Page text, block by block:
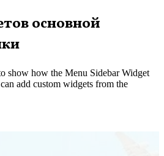
основной
show how the Menu Sidebar Widget
add custom widgets from the